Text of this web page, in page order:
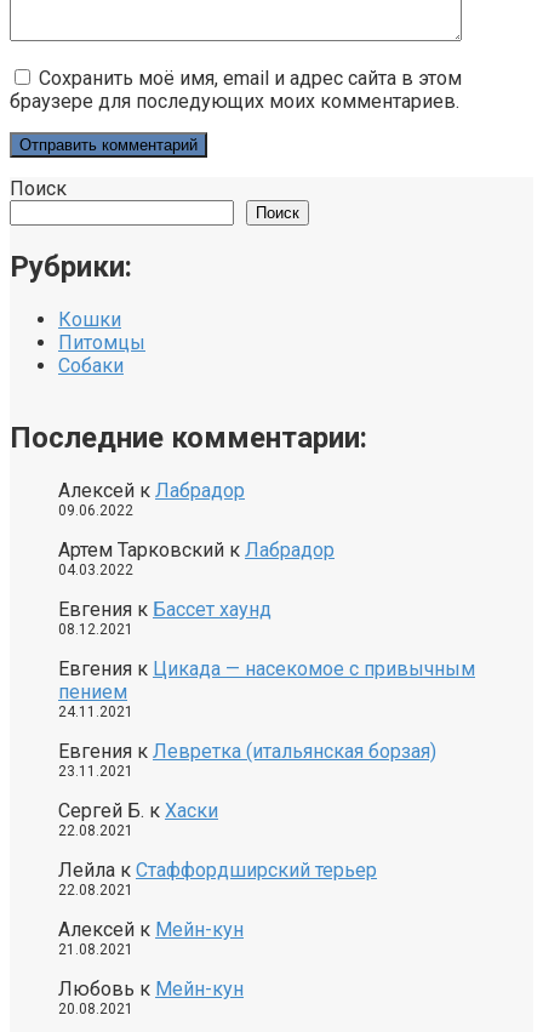
Сохранить моё имя, email и адрес сайта в этом
браузере для последующих моих комментариев.
Поиск
Поиск
Рубрики:
Кошки
Питомцы
Собаки
Последние комментарии:
Алексей к Лабрадор
09.06.2022
Артем Тарковский к Лабрадор
04.03.2022
Евгения к Бассет хаунд
08.12.2021
Евгения к Цикада — насекомое с привычным
пением
24.11.2021
Евгения к Левретка (итальянская борзая)
23.11.2021
Сергей Б. к Хаски
22.08.2021
Лейла к Стаффордширский терьер
22.08.2021
Алексей к Мейн-кун
21.08.2021
Любовь к Мейн-кун
20.08.2021